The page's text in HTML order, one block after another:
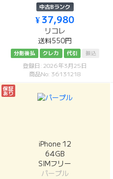
中古Bランク
¥ 37,980
リコレ
送料550円
分割後払 クレカ 代引 振込
登録日: 2026年3月25日
商品No: 36131218
保証
あり
iPhone 12
64GB
SIMフリー
パープル